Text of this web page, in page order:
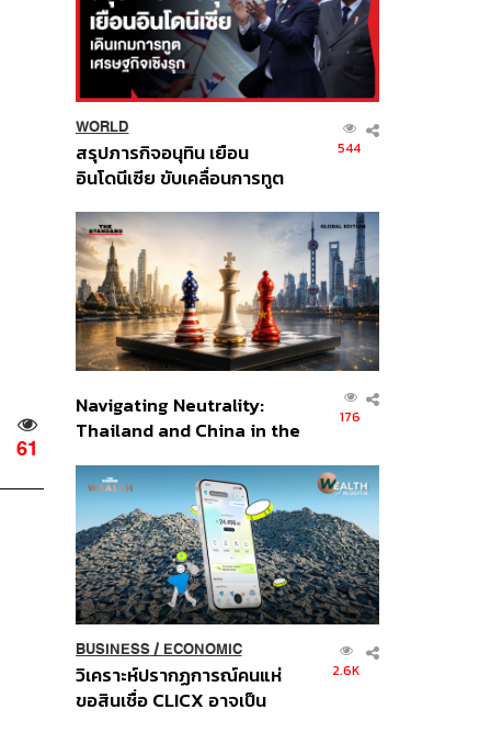
61
WORLD
สรุปภารกิจอนุทิน เยือน
อินโดนีเซีย ขับเคลื่อนการทูต
ส่วนยุทธศาสตร์ไทย –
อินโดนีเซีย
544
Navigating Neutrality:
Thailand and China in the
Order
176
BUSINESS/ ECONOMIC
วิเคราะห์ปรากฏการณ์คนแห่
ขอสินเชื่อ CLICX อาจเป็น
2.6K